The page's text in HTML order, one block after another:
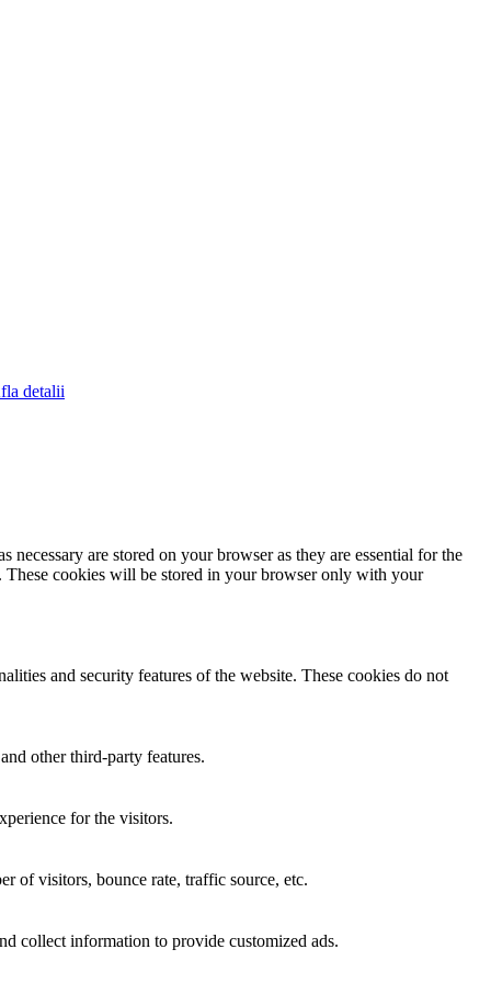
detalii
are stored on your browser as they are essential for the
These cookies will be stored in your browser only with your
and security features of the website. These cookies do not
other third-party features.
for the visitors.
of visitors, bounce rate, traffic source, etc.
collect information to provide customized ads.